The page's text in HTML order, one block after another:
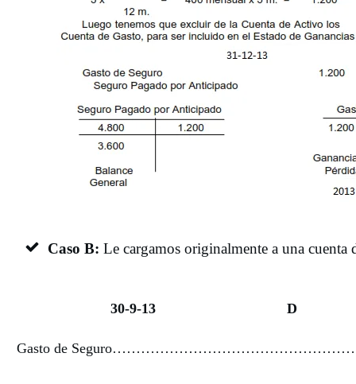
Caso B: Le cargamos originalmente a una cuenta
30-9-13 D
Gasto de Seguro……………………………………………